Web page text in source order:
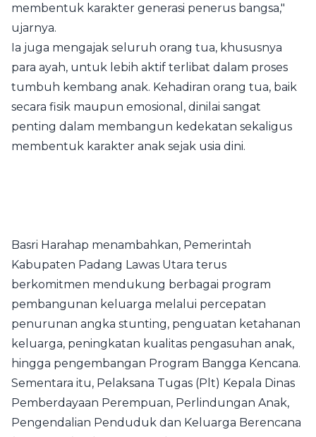
membentuk karakter generasi penerus bangsa,"
ujarnya.
Ia juga mengajak seluruh orang tua, khususnya
para ayah, untuk lebih aktif terlibat dalam proses
tumbuh kembang anak. Kehadiran orang tua, baik
secara fisik maupun emosional, dinilai sangat
penting dalam membangun kedekatan sekaligus
membentuk karakter anak sejak usia dini.
Basri Harahap menambahkan, Pemerintah
Kabupaten Padang Lawas Utara terus
berkomitmen mendukung berbagai program
pembangunan keluarga melalui percepatan
penurunan angka stunting, penguatan ketahanan
keluarga, peningkatan kualitas pengasuhan anak,
hingga pengembangan Program Bangga Kencana.
Sementara itu, Pelaksana Tugas (Plt) Kepala Dinas
Pemberdayaan Perempuan, Perlindungan Anak,
Pengendalian Penduduk dan Keluarga Berencana